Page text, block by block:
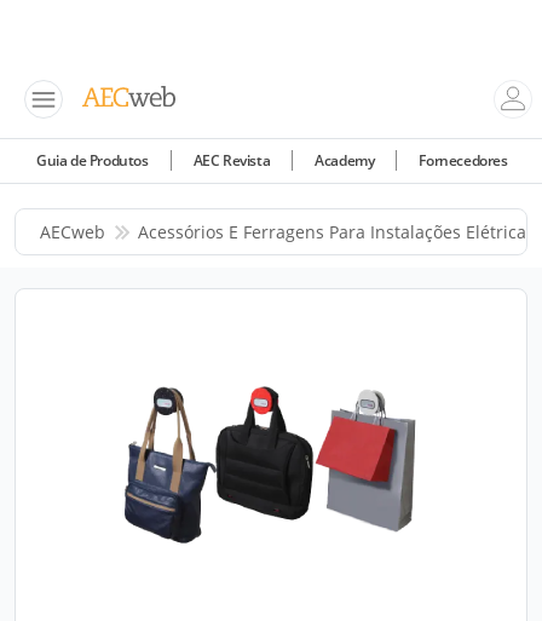
Guia de Produtos AEC Revista Academy Fornecedores
AECweb Acessórios E Ferragens Para Instalações Elétricas